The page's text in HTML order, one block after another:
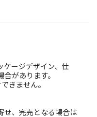
ケージデザイン、仕
があります。
きません。
せ、完売となる場合は